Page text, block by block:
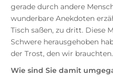
gerade durch andere
wunderbare Anekdoten
Tisch saßen, zu dritt. Diese
Schwere herausgehoben
der Trost, den wir brauchten.
Wie sind Sie damit